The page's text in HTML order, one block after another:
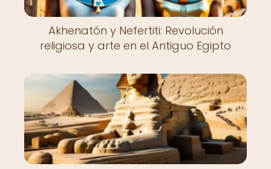
Akhenatón y Nefertiti: Revolución
religiosa y arte en el Antiguo Egipto